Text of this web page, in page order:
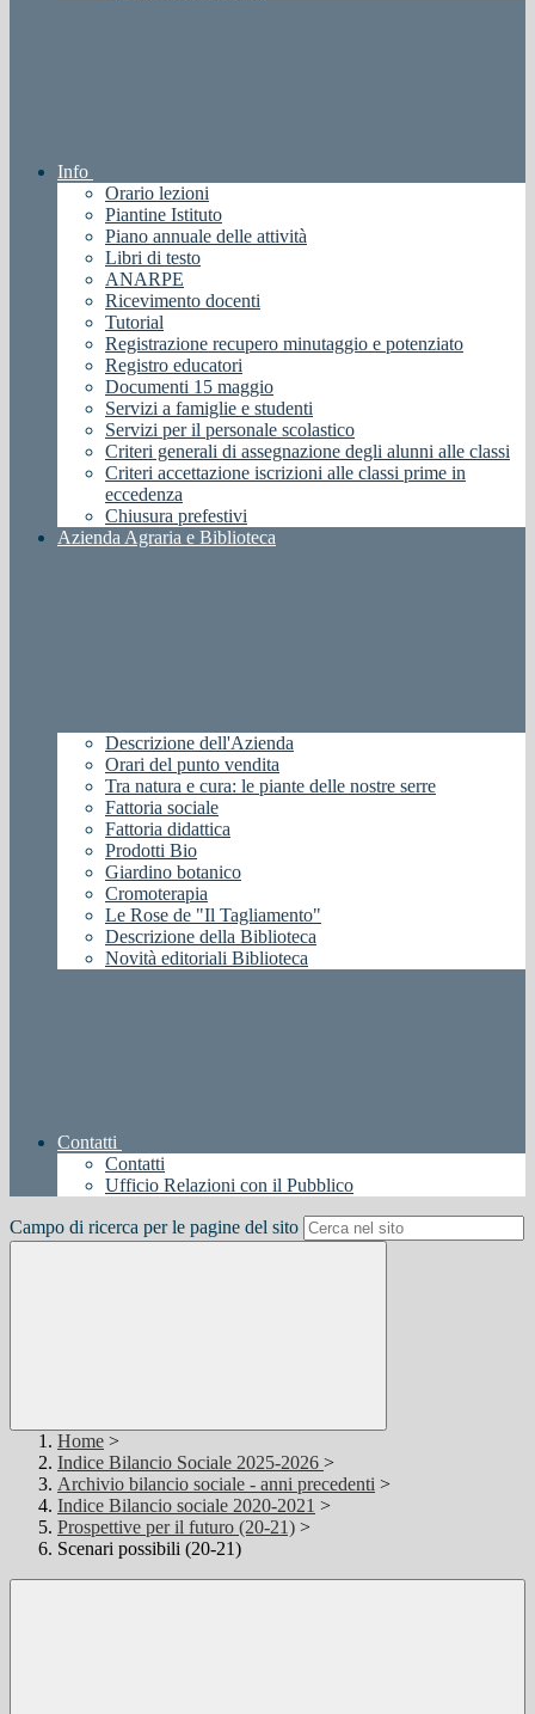
Info
Orario lezioni
Piantine Istituto
Piano annuale delle attività
Libri di testo
ANARPE
Ricevimento docenti
Tutorial
Registrazione recupero minutaggio e potenziato
Registro educatori
Documenti 15 maggio
Servizi a famiglie e studenti
Servizi per il personale scolastico
Criteri generali di assegnazione degli alunni alle classi
Criteri accettazione iscrizioni alle classi prime in
eccedenza
Chiusura prefestivi
Azienda Agraria e Biblioteca
Descrizione dell'Azienda
Orari del punto vendita
Tra natura e cura: le piante delle nostre serre
Fattoria sociale
Fattoria didattica
Prodotti Bio
Giardino botanico
Cromoterapia
Le Rose de "Il Tagliamento"
Descrizione della Biblioteca
Novità editoriali Biblioteca
Contatti
Contatti
Ufficio Relazioni con il Pubblico
Campo di ricerca per le pagine del sito
Home >
Indice Bilancio Sociale 2025-2026 >
Archivio bilancio sociale - anni precedenti >
Indice Bilancio sociale 2020-2021 >
Prospettive per il futuro (20-21) >
Scenari possibili (20-21)